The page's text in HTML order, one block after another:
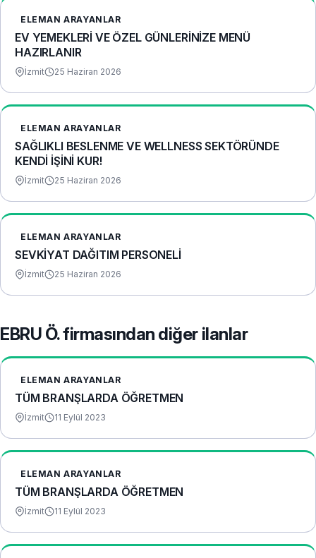
ELEMAN ARAYANLAR
EV YEMEKLERİ VE ÖZEL GÜNLERİNİZE MENÜ
HAZIRLANIR
İzmit 25 Haziran 2026
ELEMAN ARAYANLAR
​SAĞLIKLI BESLENME VE WELLNESS SEKTÖRÜNDE
KENDİ İŞİNİ KUR!
İzmit 25 Haziran 2026
ELEMAN ARAYANLAR
SEVKİYAT DAĞITIM PERSONELİ
İzmit 25 Haziran 2026
EBRU Ö. firmasından diğer ilanlar
ELEMAN ARAYANLAR
TÜM BRANŞLARDA ÖĞRETMEN
İzmit 11 Eylül 2023
ELEMAN ARAYANLAR
TÜM BRANŞLARDA ÖĞRETMEN
İzmit 11 Eylül 2023